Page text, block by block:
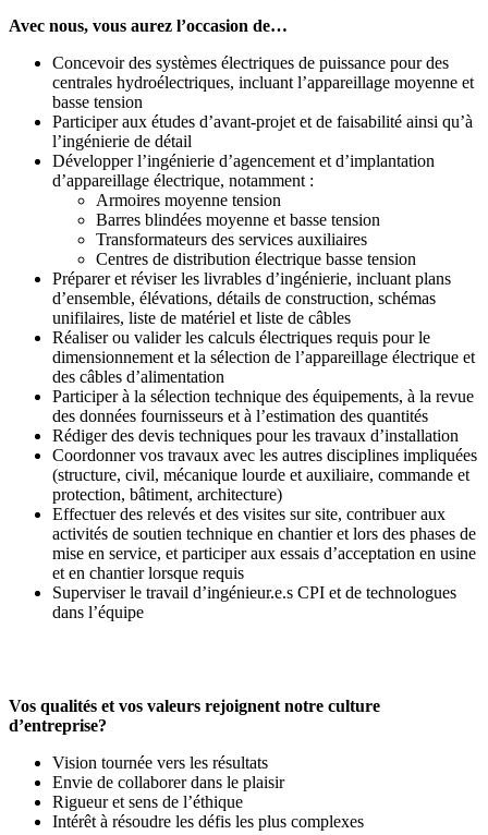
Avec nous, vous aurez l’occasion de…
Concevoir des systèmes électriques de puissance pour des
centrales hydroélectriques, incluant l’appareillage moyenne et
basse tension
Participer aux études d’avant-projet et de faisabilité ainsi qu’à
l’ingénierie de détail
Développer l’ingénierie d’agencement et d’implantation
d’appareillage électrique, notamment :
Armoires moyenne tension
Barres blindées moyenne et basse tension
Transformateurs des services auxiliaires
Centres de distribution électrique basse tension
Préparer et réviser les livrables d’ingénierie, incluant plans
d’ensemble, élévations, détails de construction, schémas
unifilaires, liste de matériel et liste de câbles
Réaliser ou valider les calculs électriques requis pour le
dimensionnement et la sélection de l’appareillage électrique et
des câbles d’alimentation
Participer à la sélection technique des équipements, à la revue
des données fournisseurs et à l’estimation des quantités
Rédiger des devis techniques pour les travaux d’installation
Coordonner vos travaux avec les autres disciplines impliquées
(structure, civil, mécanique lourde et auxiliaire, commande et
protection, bâtiment, architecture)
Effectuer des relevés et des visites sur site, contribuer aux
activités de soutien technique en chantier et lors des phases de
mise en service, et participer aux essais d’acceptation en usine
et en chantier lorsque requis
Superviser le travail d’ingénieur.e.s CPI et de technologues
dans l’équipe
Vos qualités et vos valeurs rejoignent notre culture
d’entreprise?
Vision tournée vers les résultats
Envie de collaborer dans le plaisir
Rigueur et sens de l’éthique
Intérêt à résoudre les défis les plus complexes